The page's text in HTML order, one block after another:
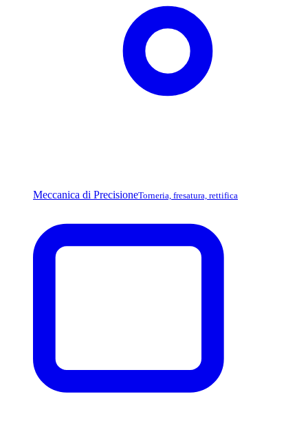
Meccanica di PrecisioneTorneria, fresatura, rettifica